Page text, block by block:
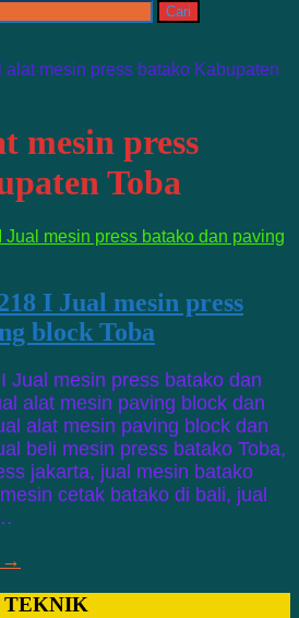
alat mesin press batako Kabupaten
mesin press
Toba
I Jual mesin press
block Toba
Jual mesin press batako dan
alat mesin paving block dan
alat mesin paving block dan
beli mesin press batako Toba,
jakarta, jual mesin batako
cetak batako di bali, jual
→
TEKNIK